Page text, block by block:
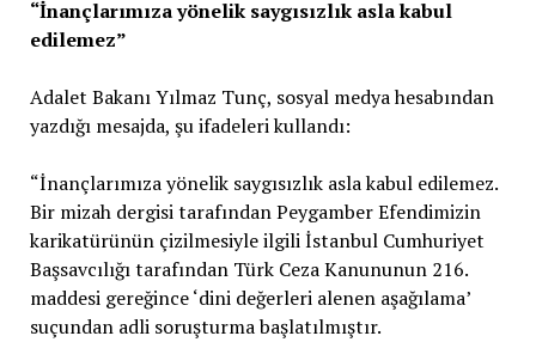
“İnançlarımıza yönelik saygısızlık asla kabul
edilemez”
Adalet Bakanı Yılmaz Tunç, sosyal medya hesabından
yazdığı mesajda, şu ifadeleri kullandı:
“İnançlarımıza yönelik saygısızlık asla kabul edilemez.
Bir mizah dergisi tarafından Peygamber Efendimizin
karikatürünün çizilmesiyle ilgili İstanbul Cumhuriyet
Başsavcılığı tarafından Türk Ceza Kanununun 216.
maddesi gereğince ‘dini değerleri alenen aşağılama’
suçundan adli soruşturma başlatılmıştır.